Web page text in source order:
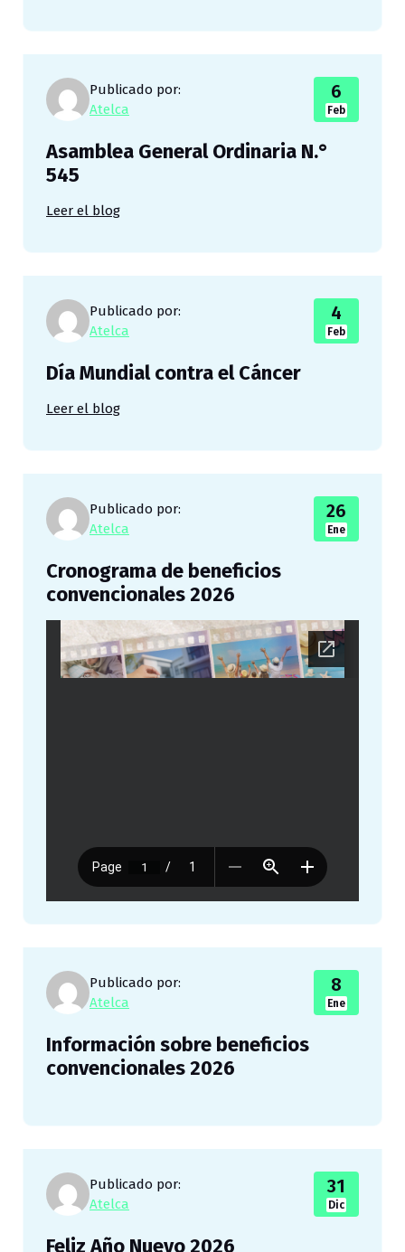
Publicado por:
Atelca
6
Feb
Asamblea General Ordinaria N.°
545
Leer el blog
Publicado por:
Atelca
4
Feb
Día Mundial contra el Cáncer
Leer el blog
Publicado por:
Atelca
26
Ene
Cronograma de beneficios
convencionales 2026
Publicado por:
Atelca
8
Ene
Información sobre beneficios
convencionales 2026
Publicado por:
Atelca
31
Dic
Feliz Año Nuevo 2026